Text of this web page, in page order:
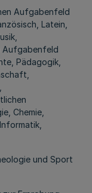
Aufgabenfeld
Latein,
Aufgabenfeld
Pädagogik,
Chemie,
und Sport